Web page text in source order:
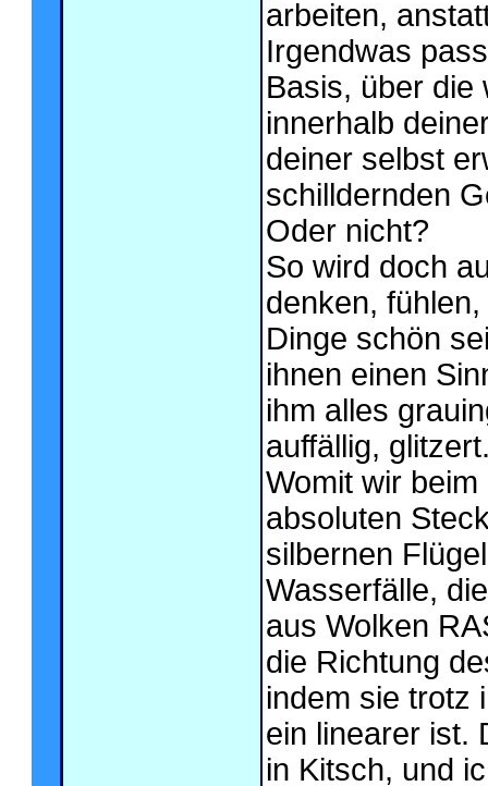
arbeiten,
Irgendwas
Basis, über die
innerhalb
deiner selbst
schilldernden
Oder nicht?
So wird doch
denken,
Dinge schön
ihnen einen
ihm alles
auffällig,
Womit wir
absoluten
silbernen
Wasserfälle,
aus Wolken
die Richtung
indem sie trotz
ein linearer ist.
in Kitsch, und